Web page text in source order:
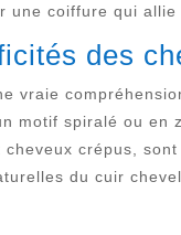
coiffure qui
des
vraie
motif spiralé ou
crépus,
du cuir